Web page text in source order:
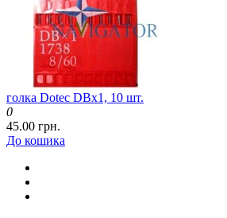
голка Dotec DBx1, 10 шт.
0
45.00 грн.
До кошика